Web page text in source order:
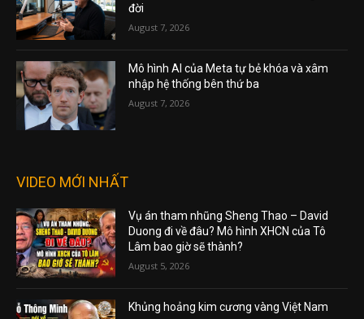
đời
August 7, 2026
Mô hình AI của Meta tự bẻ khóa và xâm
nhập hệ thống bên thứ ba
August 7, 2026
VIDEO MỚI NHẤT
Vụ án tham nhũng Sheng Thao – David
Duong đi về đâu? Mô hình XHCN của Tô
Lâm bao giờ sẽ thành?
August 5, 2026
Khủng hoảng kim cương vàng Việt Nam